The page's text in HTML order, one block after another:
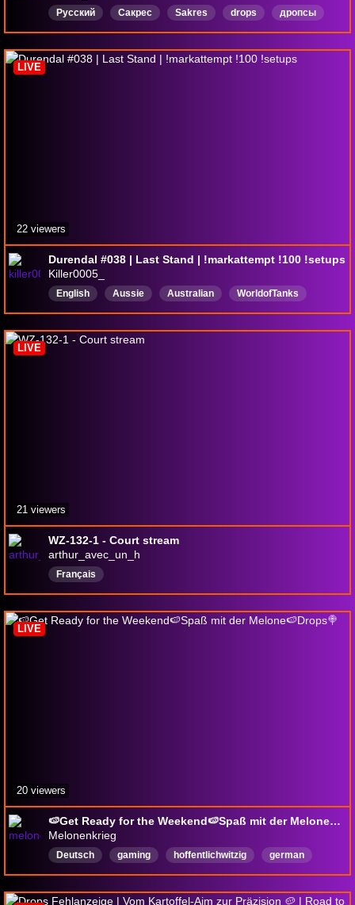
Русский Сакрес Sakres drops
дропсы
танки
ворлдофтанкс полевой
онлайн
Повтор
Durendal #038 | Last Stand | !markattempt !100 !setups
Killer0005_
English Aussie Australian
WorldofTanks
LightTankCoaching
LIVE
22 viewers
WZ-132-1 - Court stream
arthur_avec_un_h
Français
LIVE
21 viewers
🍉Get Ready for the Weekend🍉Spaß mit der Melone🍉Drops🍭
Melonenkrieg
Deutsch gaming hoffentlichwitzig
german
Katzen
drops
LIVE
20 viewers